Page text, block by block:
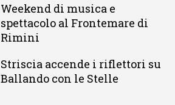
Weekend di musica e
spettacolo al Frontemare di
Rimini
Striscia accende i riflettori su
Ballando con le Stelle